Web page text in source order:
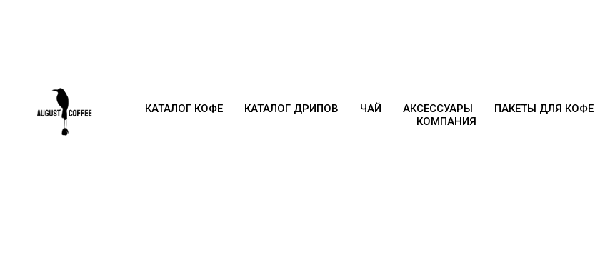
КАТАЛОГ КОФЕ КАТАЛОГ ДРИПОВ ЧАЙ АКСЕССУАРЫ ПАКЕТЫ ДЛЯ КОФЕ
КОМПАНИЯ